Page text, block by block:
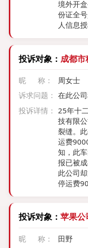
称、目
《银行
第41条
消费金
境外开
份证全
人信息
投诉对象： 成都市
昵 称：
周女士
诉求问题： 在此公
投诉详情： 25年十
技有限
裂缝。
运费
知，此
报已被
此公司
停运费
投诉对象： 苹果公
昵 称：
田野